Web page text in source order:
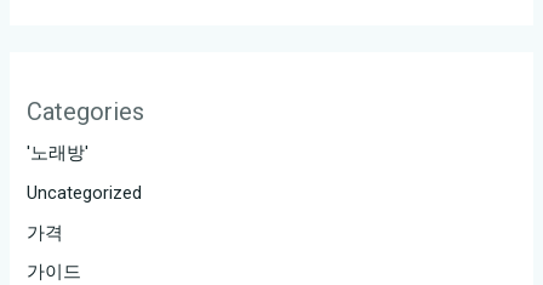
Categories
'노래방'
Uncategorized
가격
가이드